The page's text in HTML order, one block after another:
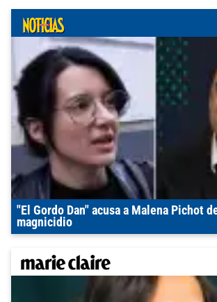
"El Gordo Dan" acusa a Malena Pichot
magnicidio